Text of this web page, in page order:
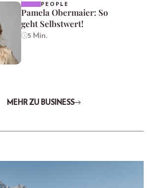
PEOPLE
Pamela Obermaier: So
geht Selbstwert!
5 Min.
MEHR ZU BUSINESS